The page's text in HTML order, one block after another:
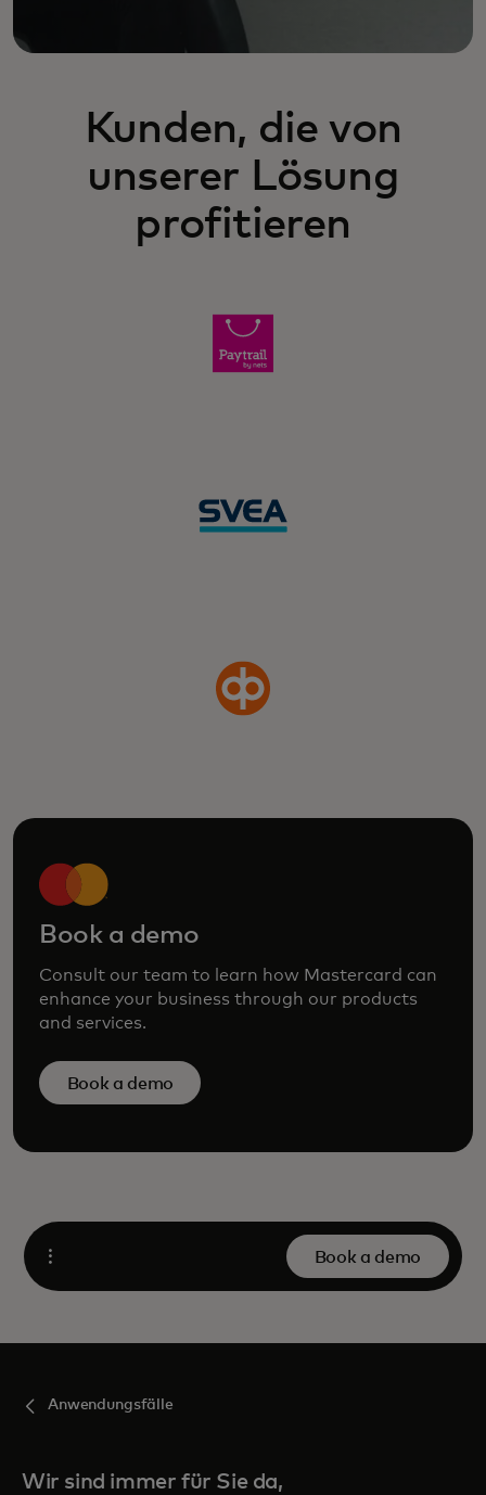
Kunden, die von
unserer Lösung
profitieren
Book a demo
Consult our team to learn how Mastercard can
enhance your business through our products
and services.
Book a demo
Öffnen
Book a demo
Anwendungsfälle
Wir sind immer für Sie da,